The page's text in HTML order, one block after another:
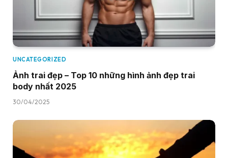
UNCATEGORIZED
Ảnh trai đẹp – Top 10 những hình ảnh đẹp trai
body nhất 2025
30/04/2025